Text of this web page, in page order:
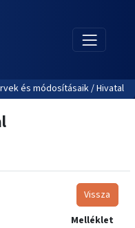
és módosításaik / Hivatal
Vissza
Melléklet